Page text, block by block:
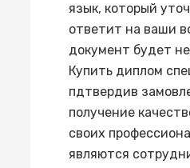
язык, который
ответит на ваши
документ будет
Купить диплом
пдтвердив
получение
своих
являются